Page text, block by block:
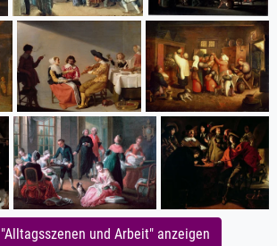
und Arbeit" anzeigen